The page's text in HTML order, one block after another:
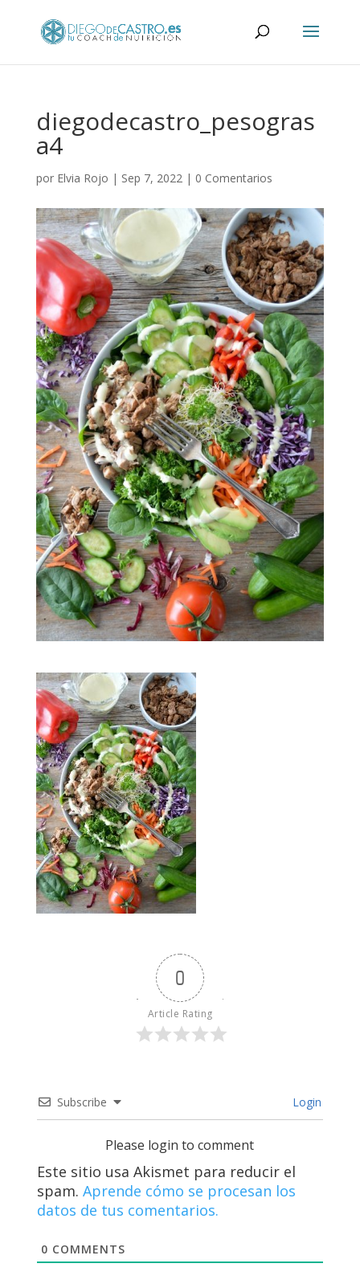
diegodecastro_pesogras
a4
por Elvia Rojo | Sep 7, 2022| 0 Comentarios
0
Article Rating
Subscribe Login
Please login to comment
Este sitio usa Akismet para reducir el
spam. Aprende cómo se procesan los
datos de tus comentarios.
0 COMMENTS